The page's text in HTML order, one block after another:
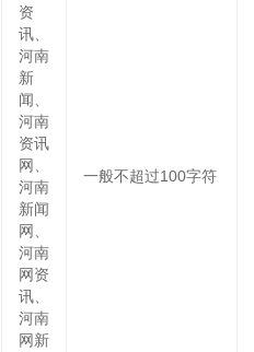
资
讯、
河南
新
闻、
河南
资讯
网、
河南
新闻
网、
河南
网资
讯、
河南
网新
一般不超过100字符